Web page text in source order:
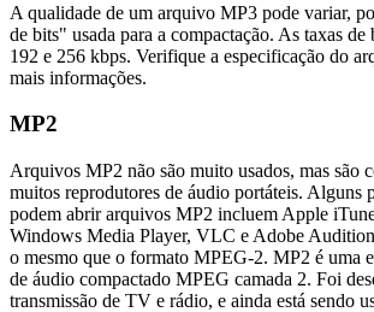
A qualidade de um arquivo MP3 pode variar,
de bits" usada para a compactação. As taxas de
192 e 256 kbps. Verifique a especificação do
mais informações.
MP2
Arquivos MP2 não são muito usados, mas são
muitos reprodutores de áudio portáteis. Alguns
podem abrir arquivos MP2 incluem Apple
Windows Media Player, VLC e Adobe
o mesmo que o formato MPEG-2. MP2 é uma
de áudio compactado MPEG camada 2. Foi
transmissão de TV e rádio, e ainda está sendo